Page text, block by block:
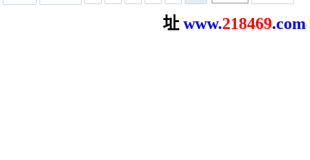
址 www.218469.com